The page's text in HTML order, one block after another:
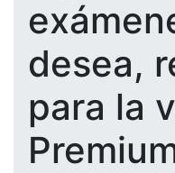
desea,
para la